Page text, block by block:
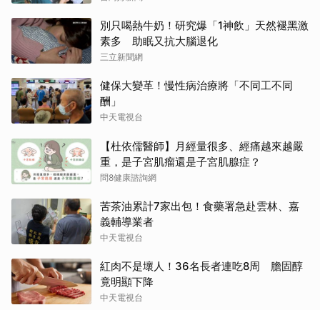
別只喝熱牛奶！研究爆「1神飲」天然褪黑激
素多 助眠又抗大腦退化
三立新聞網
健保大變革！慢性病治療將「不同工不同
酬」
中天電視台
【杜依儒醫師】月經量很多、經痛越來越嚴
重，是子宮肌瘤還是子宮肌腺症？
問8健康諮詢網
苦茶油累計7家出包！食藥署急赴雲林、嘉
義輔導業者
中天電視台
紅肉不是壞人！36名長者連吃8周 膽固醇
竟明顯下降
中天電視台